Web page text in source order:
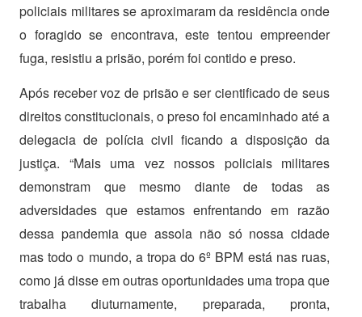
policiais militares se aproximaram da residência onde
o foragido se encontrava, este tentou empreender
fuga, resistiu a prisão, porém foi contido e preso.
Após receber voz de prisão e ser cientificado de seus
direitos constitucionais, o preso foi encaminhado até a
delegacia de polícia civil ficando a disposição da
justiça. “Mais uma vez nossos policiais militares
demonstram que mesmo diante de todas as
adversidades que estamos enfrentando em razão
dessa pandemia que assola não só nossa cidade
mas todo o mundo, a tropa do 6º BPM está nas ruas,
como já disse em outras oportunidades uma tropa que
trabalha diuturnamente, preparada, pronta,